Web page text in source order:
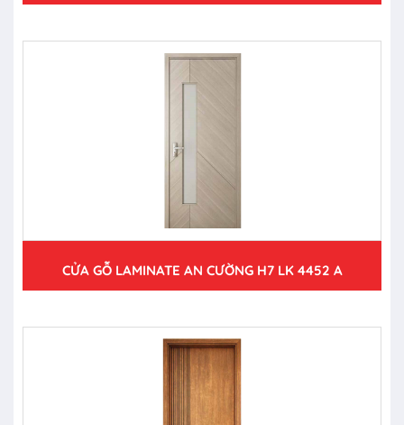
CỬA GỖ LAMINATE AN CƯỜNG H7 LK 4452 A